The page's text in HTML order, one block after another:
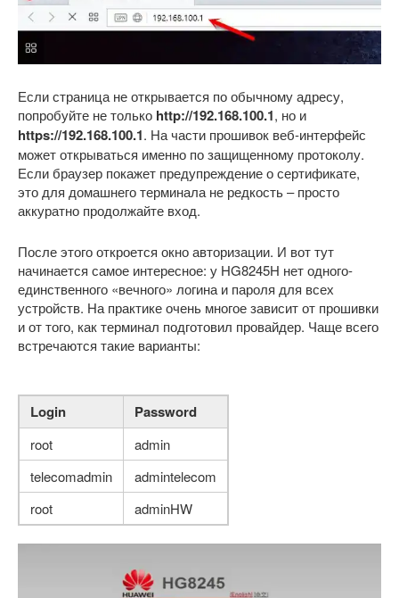
Если страница не открывается по обычному адресу,
попробуйте не только http://192.168.100.1, но и
https://192.168.100.1. На части прошивок веб-интерфейс
может открываться именно по защищенному протоколу.
Если браузер покажет предупреждение о сертификате,
это для домашнего терминала не редкость – просто
аккуратно продолжайте вход.
После этого откроется окно авторизации. И вот тут
начинается самое интересное: у HG8245H нет одного-
единственного «вечного» логина и пароля для всех
устройств. На практике очень многое зависит от прошивки
и от того, как терминал подготовил провайдер. Чаще всего
встречаются такие варианты:
Login Password
root
admin
telecomadmin
admintelecom
root
adminHW